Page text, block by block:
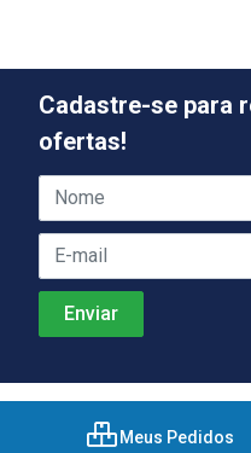
Cadastre-se para
ofertas!
Meus Pedidos